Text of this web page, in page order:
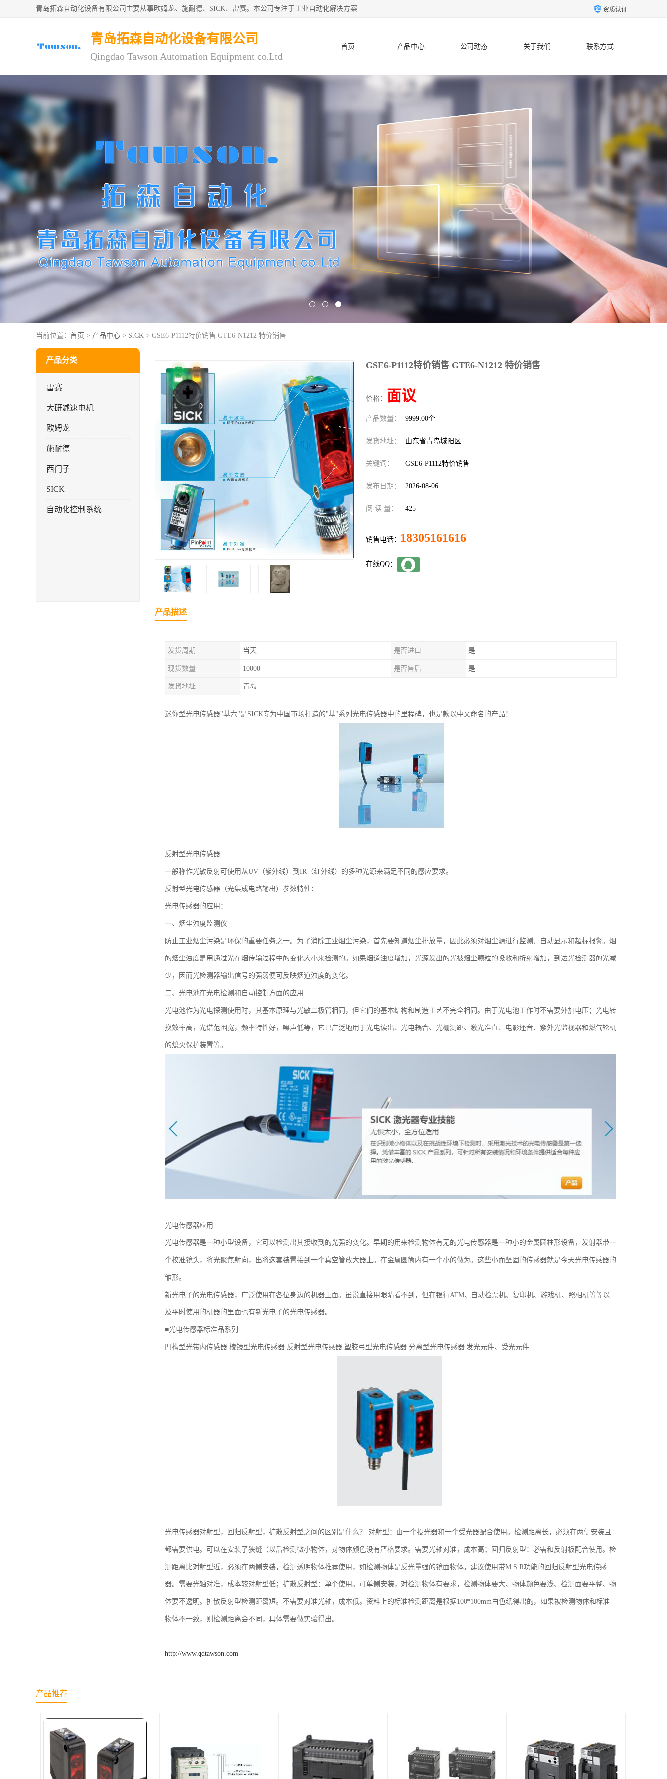
青岛拓森自动化设备有限公司主要从事欧姆龙、施耐德、SICK、雷赛。本公司专注于工业自动化解决方案 资质认证
青岛拓森自动化设备有限公司
Qingdao Tawson Automation Equipment co.Ltd
首页 产品中心 公司动态 关于我们 联系方式
当前位置： 首页 > 产品中心 > SICK > GSE6-P1112特价销售 GTE6-N1212 特价销售
产品分类
雷赛
大研减速电机
欧姆龙
施耐德
西门子
SICK
自动化控制系统
GSE6-P1112特价销售 GTE6-N1212 特价销售
价格： 面议
产品数量： 9999.00个
发货地址： 山东省青岛城阳区
关键词： GSE6-P1112特价销售
发布日期： 2026-08-06
阅 读 量： 425
销售电话： 18305161616
在线QQ：
产品描述
发货周期 当天 是否进口 是
现货数量 10000 是否售后 是
发货地址 青岛
迷你型光电传感器"基六"是SICK专为中国市场打造的"基"系列光电传感器中的里程碑，也是款以中文命名的产品！
反射型光电传感器
一般称作光敏反射可使用从UV（紫外线）到IR（红外线）的多种光源来满足不同的感应要求。
反射型光电传感器（光集成电路输出）参数特性：
光电传感器的应用：
一、烟尘浊度监测仪
防止工业烟尘污染是环保的重要任务之一。为了消除工业烟尘污染，首先要知道烟尘排放量，因此必须对烟尘源进行监测、自动显示和超标报警。烟
的烟尘浊度是用通过光在烟传输过程中的变化大小来检测的。如果烟道浊度增加，光源发出的光被烟尘颗粒的吸收和折射增加，到达光检测器的光减
少，因而光检测器输出信号的强弱便可反映烟道浊度的变化。
二、光电池在光电检测和自动控制方面的应用
光电池作为光电探测使用时，其基本原理与光敏二极管相同，但它们的基本结构和制造工艺不完全相同。由于光电池工作时不需要外加电压；光电转
换效率高，光谱范围宽，频率特性好，噪声低等，它已广泛地用于光电读出、光电耦合、光栅测距、激光准直、电影还音、紫外光监视器和燃气轮机
的熄火保护装置等。
光电传感器应用
光电传感器是一种小型设备，它可以检测出其接收到的光强的变化。早期的用来检测物体有无的光电传感器是一种小的金属圆柱形设备，发射器带一
个校准镜头，将光聚焦射向，出将这套装置接到一个真空管放大器上。在金属圆筒内有一个小的做为。这些小而坚固的传感器就是今天光电传感器的
雏形。
新光电子的光电传感器，广泛使用在各位身边的机器上面。虽说直接用眼睛看不到，但在银行ATM、自动检票机、复印机、游戏机、照相机等等以
及平时使用的机器的里面也有新光电子的光电传感器。
■光电传感器标准品系列
凹槽型光带内传感器 棱镜型光电传感器 反射型光电传感器 塑胶弓型光电传感器 分离型光电传感器 发光元件、受光元件
光电传感器对射型，回归反射型，扩散反射型之间的区别是什么？ 对射型：由一个投光器和一个受光器配合使用。检测距离长，必须在两侧安装且
都需要供电。可以在安装了狭缝（以后检测微小物体，对物体颜色没有严格要求。需要光轴对准，成本高；回归反射型：必需和反射板配合使用。检
测距离比对射型近，必须在两侧安装，检测透明物体推荐使用，如检测物体是反光量强的镜面物体，建议使用带M.S.R功能的回归反射型光电传感
器。需要光轴对准，成本较对射型低；扩散反射型：单个使用。可单侧安装，对检测物体有要求，检测物体要大、物体颜色要浅、检测面要平整、物
体要不透明。扩散反射型检测距离短。不需要对准光轴，成本低。资料上的标准检测距离是根据100*100mm白色纸得出的，如果被检测物体和标准
物体不一致，则检测距离会不同，具体需要做实验得出。
http://www.qdtawson.com
产品推荐